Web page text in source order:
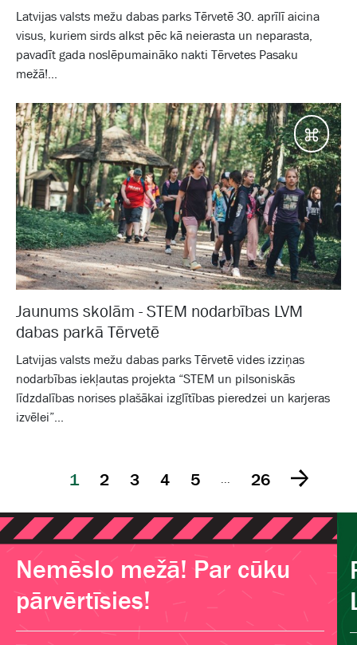
Latvijas valsts mežu dabas parks Tērvetē 30. aprīlī aicina
visus, kuriem sirds alkst pēc kā neierasta un neparasta,
pavadīt gada noslēpumaināko nakti Tērvetes Pasaku
mežā!...
Jaunums skolām - STEM nodarbības LVM
dabas parkā Tērvetē
Latvijas valsts mežu dabas parks Tērvetē vides izziņas
nodarbības iekļautas projekta “STEM un pilsoniskās
līdzdalības norises plašākai izglītības pieredzei un karjeras
izvēlei”...
1 2 3 4 5 26
Nemēslo mežā! Par cūku
pārvērtīsies!